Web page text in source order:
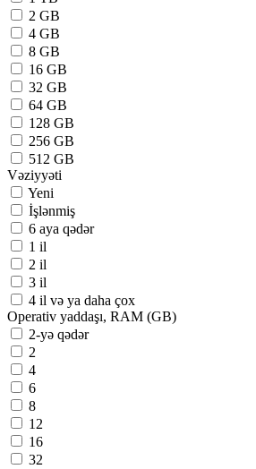
2 GB
4 GB
8 GB
16 GB
32 GB
64 GB
128 GB
256 GB
512 GB
Vəziyyəti
Yeni
İşlənmiş
6 aya qədər
1 il
2 il
3 il
4 il və ya daha çox
Operativ yaddaşı, RAM (GB)
2-yə qədər
2
4
6
8
12
16
32